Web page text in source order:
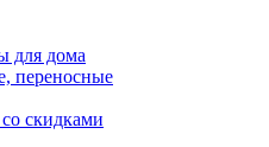
для дома
переносные
скидками